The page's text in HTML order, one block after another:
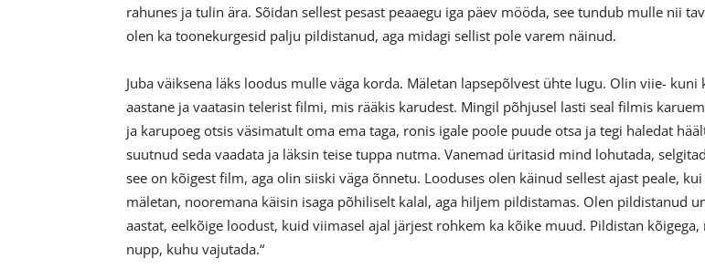
rahunes ja tulin ära. Sõidan sellest pesast peaaegu iga päev mööda, see tundub mulle nii
olen ka toonekurgesid palju pildistanud, aga midagi sellist pole varem näinud.
Juba väiksena läks loodus mulle väga korda. Mäletan lapsepõlvest ühte lugu. Olin viie- kuni
aastane ja vaatasin telerist filmi, mis rääkis karudest. Mingil põhjusel lasti seal filmis
ja karupoeg otsis väsimatult oma ema taga, ronis igale poole puude otsa ja tegi haledat
suutnud seda vaadata ja läksin teise tuppa nutma. Vanemad üritasid mind lohutada,
see on kõigest film, aga olin siiski väga õnnetu. Looduses olen käinud sellest ajast peale,
mäletan, nooremana käisin isaga põhiliselt kalal, aga hiljem pildistamas. Olen pildistanud
aastat, eelkõige loodust, kuid viimasel ajal järjest rohkem ka kõike muud. Pildistan
nupp, kuhu vajutada.“